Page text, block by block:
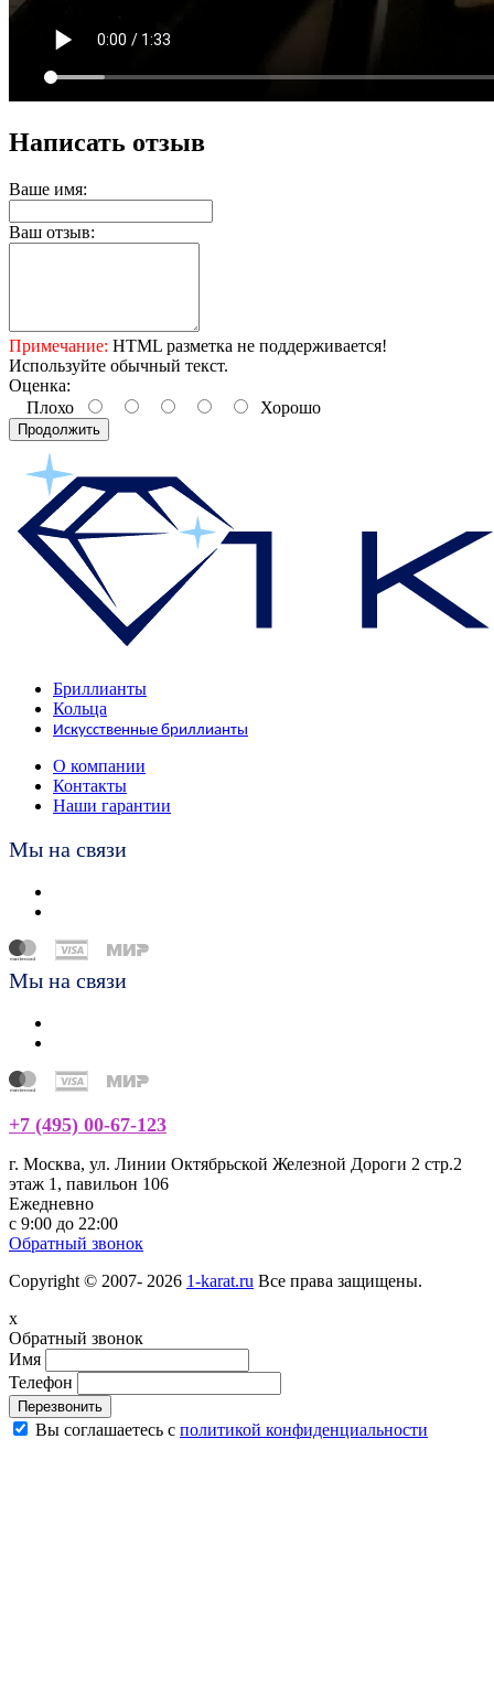
Написать отзыв
Ваше имя:
Ваш отзыв:
Примечание: HTML разметка не поддерживается!
Используйте обычный текст.
Оценка:
Плохо
Хорошо
Продолжить
Бриллианты
Кольца
Искусственные бриллианты
О компании
Контакты
Наши гарантии
Мы на связи
Мы на связи
+7 (495) 00-67-123
г. Москва, ул. Линии Октябрьской Железной Дороги 2 стр.2
этаж 1, павильон 106
Ежедневно
с 9:00 до 22:00
Обратный звонок
Copyright © 2007- 2026 1-karat.ru Все права защищены.
x
Обратный звонок
Имя
Телефон
Перезвонить
Вы соглашаетесь с политикой конфиденциальности